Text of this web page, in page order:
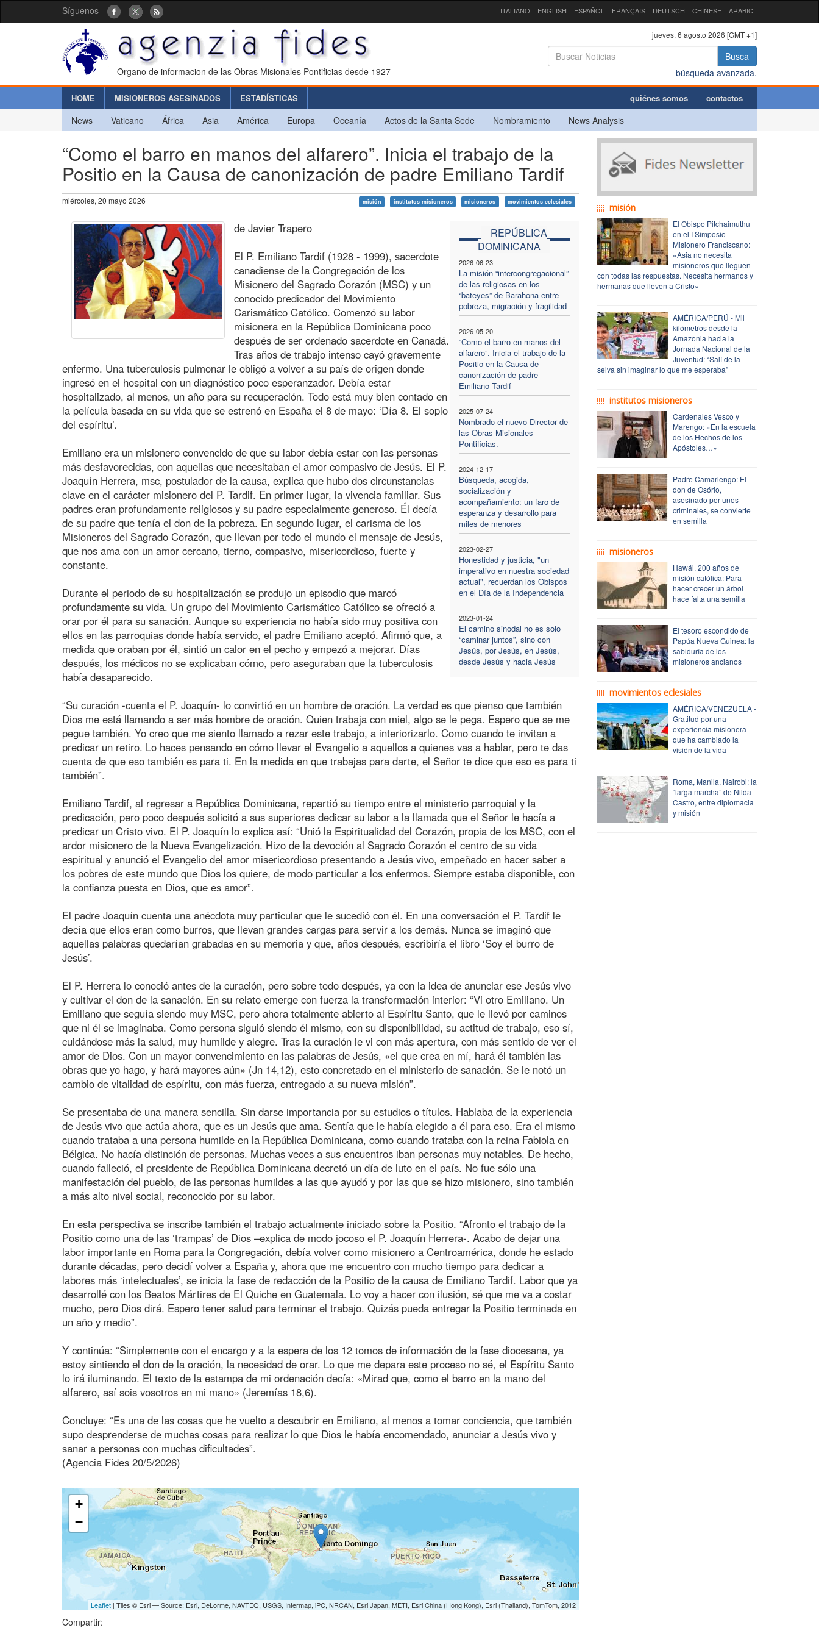
Síguenos ITALIANO ENGLISH ESPAÑOL FRANÇAIS DEUTSCH CHINESE ARABIC
Organo de informacion de las Obras Misionales Pontificias desde 1927
jueves, 6 agosto 2026 [GMT +1]
Busca
búsqueda avanzada.
HOME MISIONEROS ASESINADOS ESTADÍSTICAS quiénes somos contactos
News Vaticano África Asia América Europa Oceanía Actos de la Santa Sede Nombramiento News Analysis
“Como el barro en manos del alfarero”. Inicia el trabajo de la
Positio en la Causa de canonización de padre Emiliano Tardif
miércoles, 20 mayo 2026 misión institutos misioneros misioneros movimientos eclesiales
REPÚBLICA
DOMINICANA
2026-06-23
La misión “intercongregacional”
de las religiosas en los
“bateyes” de Barahona entre
pobreza, migración y fragilidad
2026-05-20
“Como el barro en manos del
alfarero”. Inicia el trabajo de la
Positio en la Causa de
canonización de padre
Emiliano Tardif
2025-07-24
Nombrado el nuevo Director de
las Obras Misionales
Pontificias.
2024-12-17
Búsqueda, acogida,
socialización y
acompañamiento: un faro de
esperanza y desarrollo para
miles de menores
2023-02-27
Honestidad y justicia, "un
imperativo en nuestra sociedad
actual", recuerdan los Obispos
en el Día de la Independencia
2023-01-24
El camino sinodal no es solo
“caminar juntos”, sino con
Jesús, por Jesús, en Jesús,
desde Jesús y hacia Jesús
de Javier Trapero
El P. Emiliano Tardif (1928 - 1999), sacerdote
canadiense de la Congregación de los
Misionero del Sagrado Corazón (MSC) y un
conocido predicador del Movimiento
Carismático Católico. Comenzó su labor
misionera en la República Dominicana poco
después de ser ordenado sacerdote en Canadá.
Tras años de trabajo intenso cayó gravemente
enfermo. Una tuberculosis pulmonar le obligó a volver a su país de origen donde
ingresó en el hospital con un diagnóstico poco esperanzador. Debía estar
hospitalizado, al menos, un año para su recuperación. Todo está muy bien contado en
la película basada en su vida que se estrenó en España el 8 de mayo: ‘Día 8. El soplo
del espíritu’.
Emiliano era un misionero convencido de que su labor debía estar con las personas
más desfavorecidas, con aquellas que necesitaban el amor compasivo de Jesús. El P.
Joaquín Herrera, msc, postulador de la causa, explica que hubo dos circunstancias
clave en el carácter misionero del P. Tardif. En primer lugar, la vivencia familiar. Sus
padres eran profundamente religiosos y su padre especialmente generoso. Él decía
de su padre que tenía el don de la pobreza. En segundo lugar, el carisma de los
Misioneros del Sagrado Corazón, que llevan por todo el mundo el mensaje de Jesús,
que nos ama con un amor cercano, tierno, compasivo, misericordioso, fuerte y
constante.
Durante el periodo de su hospitalización se produjo un episodio que marcó
profundamente su vida. Un grupo del Movimiento Carismático Católico se ofreció a
orar por él para su sanación. Aunque su experiencia no había sido muy positiva con
ellos en las parroquias donde había servido, el padre Emiliano aceptó. Afirmó que, a
medida que oraban por él, sintió un calor en el pecho y empezó a mejorar. Días
después, los médicos no se explicaban cómo, pero aseguraban que la tuberculosis
había desaparecido.
“Su curación -cuenta el P. Joaquín- lo convirtió en un hombre de oración. La verdad es que pienso que también
Dios me está llamando a ser más hombre de oración. Quien trabaja con miel, algo se le pega. Espero que se me
pegue también. Yo creo que me siento llamado a rezar este trabajo, a interiorizarlo. Como cuando te invitan a
predicar un retiro. Lo haces pensando en cómo llevar el Evangelio a aquellos a quienes vas a hablar, pero te das
cuenta de que eso también es para ti. En la medida en que trabajas para darte, el Señor te dice que eso es para ti
también”.
Emiliano Tardif, al regresar a República Dominicana, repartió su tiempo entre el ministerio parroquial y la
predicación, pero poco después solicitó a sus superiores dedicar su labor a la llamada que el Señor le hacía a
predicar un Cristo vivo. El P. Joaquín lo explica así: “Unió la Espiritualidad del Corazón, propia de los MSC, con el
ardor misionero de la Nueva Evangelización. Hizo de la devoción al Sagrado Corazón el centro de su vida
espiritual y anunció el Evangelio del amor misericordioso presentando a Jesús vivo, empeñado en hacer saber a
los pobres de este mundo que Dios los quiere, de modo particular a los enfermos. Siempre estaba disponible, con
la confianza puesta en Dios, que es amor”.
El padre Joaquín cuenta una anécdota muy particular que le sucedió con él. En una conversación el P. Tardif le
decía que ellos eran como burros, que llevan grandes cargas para servir a los demás. Nunca se imaginó que
aquellas palabras quedarían grabadas en su memoria y que, años después, escribiría el libro ‘Soy el burro de
Jesús’.
El P. Herrera lo conoció antes de la curación, pero sobre todo después, ya con la idea de anunciar ese Jesús vivo
y cultivar el don de la sanación. En su relato emerge con fuerza la transformación interior: “Vi otro Emiliano. Un
Emiliano que seguía siendo muy MSC, pero ahora totalmente abierto al Espíritu Santo, que le llevó por caminos
que ni él se imaginaba. Como persona siguió siendo él mismo, con su disponibilidad, su actitud de trabajo, eso sí,
cuidándose más la salud, muy humilde y alegre. Tras la curación le vi con más apertura, con más sentido de ver el
amor de Dios. Con un mayor convencimiento en las palabras de Jesús, «el que crea en mí, hará él también las
obras que yo hago, y hará mayores aún» (Jn 14,12), esto concretado en el ministerio de sanación. Se le notó un
cambio de vitalidad de espíritu, con más fuerza, entregado a su nueva misión”.
Se presentaba de una manera sencilla. Sin darse importancia por su estudios o títulos. Hablaba de la experiencia
de Jesús vivo que actúa ahora, que es un Jesús que ama. Sentía que le había elegido a él para eso. Era el mismo
cuando trataba a una persona humilde en la República Dominicana, como cuando trataba con la reina Fabiola en
Bélgica. No hacía distinción de personas. Muchas veces a sus encuentros iban personas muy notables. De hecho,
cuando falleció, el presidente de República Dominicana decretó un día de luto en el país. No fue sólo una
manifestación del pueblo, de las personas humildes a las que ayudó y por las que se hizo misionero, sino también
a más alto nivel social, reconocido por su labor.
En esta perspectiva se inscribe también el trabajo actualmente iniciado sobre la Positio. “Afronto el trabajo de la
Positio como una de las ‘trampas’ de Dios –explica de modo jocoso el P. Joaquín Herrera-. Acabo de dejar una
labor importante en Roma para la Congregación, debía volver como misionero a Centroamérica, donde he estado
durante décadas, pero decidí volver a España y, ahora que me encuentro con mucho tiempo para dedicar a
labores más ‘intelectuales’, se inicia la fase de redacción de la Positio de la causa de Emiliano Tardif. Labor que ya
desarrollé con los Beatos Mártires de El Quiche en Guatemala. Lo voy a hacer con ilusión, sé que me va a costar
mucho, pero Dios dirá. Espero tener salud para terminar el trabajo. Quizás pueda entregar la Positio terminada en
un año y medio”.
Y continúa: “Simplemente con el encargo y a la espera de los 12 tomos de información de la fase diocesana, ya
estoy sintiendo el don de la oración, la necesidad de orar. Lo que me depara este proceso no sé, el Espíritu Santo
lo irá iluminando. El texto de la estampa de mi ordenación decía: «Mirad que, como el barro en la mano del
alfarero, así sois vosotros en mi mano» (Jeremías 18,6).
Concluye: “Es una de las cosas que he vuelto a descubrir en Emiliano, al menos a tomar conciencia, que también
supo desprenderse de muchas cosas para realizar lo que Dios le había encomendado, anunciar a Jesús vivo y
sanar a personas con muchas dificultades”.
(Agencia Fides 20/5/2026)
+
−
Leaflet| Tiles © Esri — Source: Esri, DeLorme, NAVTEQ, USGS, Intermap, iPC, NRCAN, Esri Japan, METI, Esri China (Hong Kong), Esri (Thailand), TomTom, 2012
Compartir:
misión
El Obispo Pitchaimuthu
en el I Simposio
Misionero Franciscano:
«Asia no necesita
misioneros que lleguen
con todas las respuestas. Necesita hermanos y
hermanas que lleven a Cristo»
AMÉRICA/PERÚ - Mil
kilómetros desde la
Amazonia hacia la
Jornada Nacional de la
Juventud: “Salí de la
selva sin imaginar lo que me esperaba”
institutos misioneros
Cardenales Vesco y
Marengo: «En la escuela
de los Hechos de los
Apóstoles…»
Padre Camarlengo: El
don de Osório,
asesinado por unos
criminales, se convierte
en semilla
misioneros
Hawái, 200 años de
misión católica: Para
hacer crecer un árbol
hace falta una semilla
El tesoro escondido de
Papúa Nueva Guinea: la
sabiduría de los
misioneros ancianos
movimientos eclesiales
AMÉRICA/VENEZUELA -
Gratitud por una
experiencia misionera
que ha cambiado la
visión de la vida
Roma, Manila, Nairobi: la
“larga marcha” de Nilda
Castro, entre diplomacia
y misión